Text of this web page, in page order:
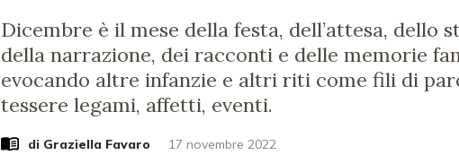
Dicembre è il mese della festa, dell’attesa, dello
della narrazione, dei racconti e delle memorie
evocando altre infanzie e altri riti come fili di
tessere legami, affetti, eventi.
di Graziella Favaro 17 novembre 2022